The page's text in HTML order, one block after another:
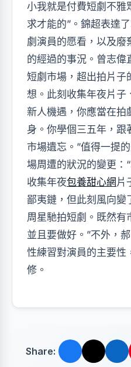
小我就是付費短劇不雅
求才能的”。錦超表達
劇演員的愿看，以及廢
的經過的事況。曾志偉
短劇市場，超出拍片子
想。此刻收集年夜片子
新人機遇，你應當在拍
身。你學個三五年，跟
市場遺忘。”值得一提
場周遭的狀況的變更：
收集年夜包養甜心網片
鄙夷鏈，但此刻風向變
周星馳拍短劇。既然有
並且要做好。”不外，
性練習對演員的主要性
修。
Share: